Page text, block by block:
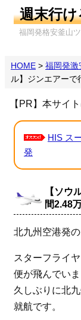
週末行
福岡発格安釜山
HOME > 福岡発激
ル】ジンエアーで
【PR】本サイ
HIS ス
発
【ソウ
間2.48
北九州空港発
スターフライ
便が飛んでい
久しぶりに北
就航です。